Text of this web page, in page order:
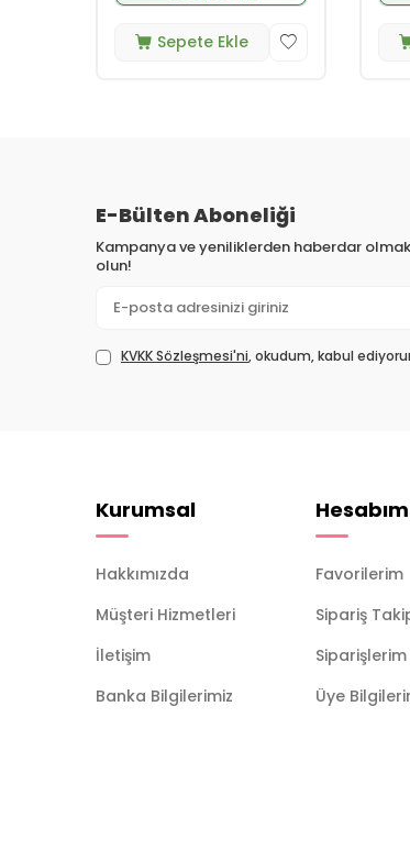
Sepete Ekle
E-Bülten Aboneliği
Kampanya ve yeniliklerden haberdar
olun!
KVKK Sözleşmesi'ni, okudum, kabul
Kurumsal
Hakkımızda
Müşteri Hizmetleri
İletişim
Banka Bilgilerimiz
Hesabım
Favorilerim
Sipariş
Siparişlerim
Üye